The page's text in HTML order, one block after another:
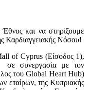
και να στηρίξουμε
Καρδιαγγειακής Νόσου!
of Cyprus (Είσοδος 1),
συνεργασία με τον
του Global Heart Hub)
εταίρων, της Κυπριακής